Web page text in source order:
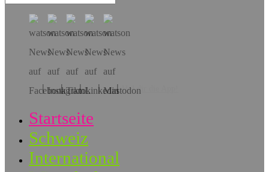
Hol dir die App!
Startseite
Schweiz
International